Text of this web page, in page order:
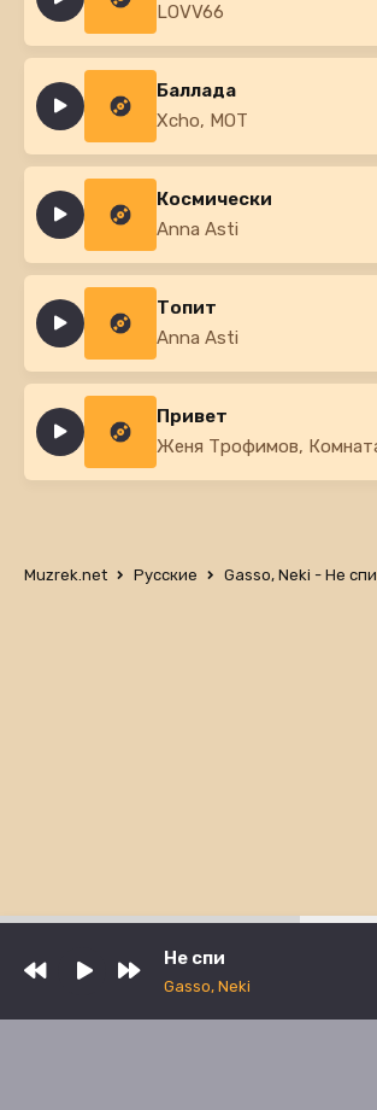
LOVV66
Баллада
Xcho, MOT
Космически
Anna Asti
Топит
Anna Asti
Привет
Muzrek.net Русские Gasso, Neki - Не спи
Не спи
Gasso, Neki